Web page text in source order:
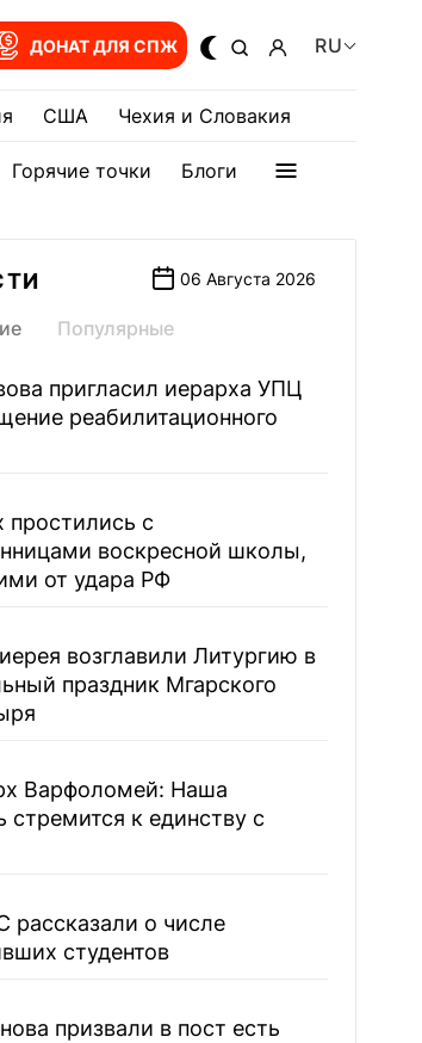
ДОНАТ ДЛЯ СПЖ RU
США Чехия и Словакия
Горячие точки Блоги
06 Августа 2026
Популярные
пригласил иерарха УПЦ
реабилитационного
простились с
воскресной школы,
от удара РФ
возглавили Литургию в
праздник Мгарского
Варфоломей: Наша
стремится к единству с
рассказали о числе
студентов
призвали в пост есть